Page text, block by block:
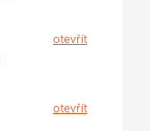
otevřít
otevřít